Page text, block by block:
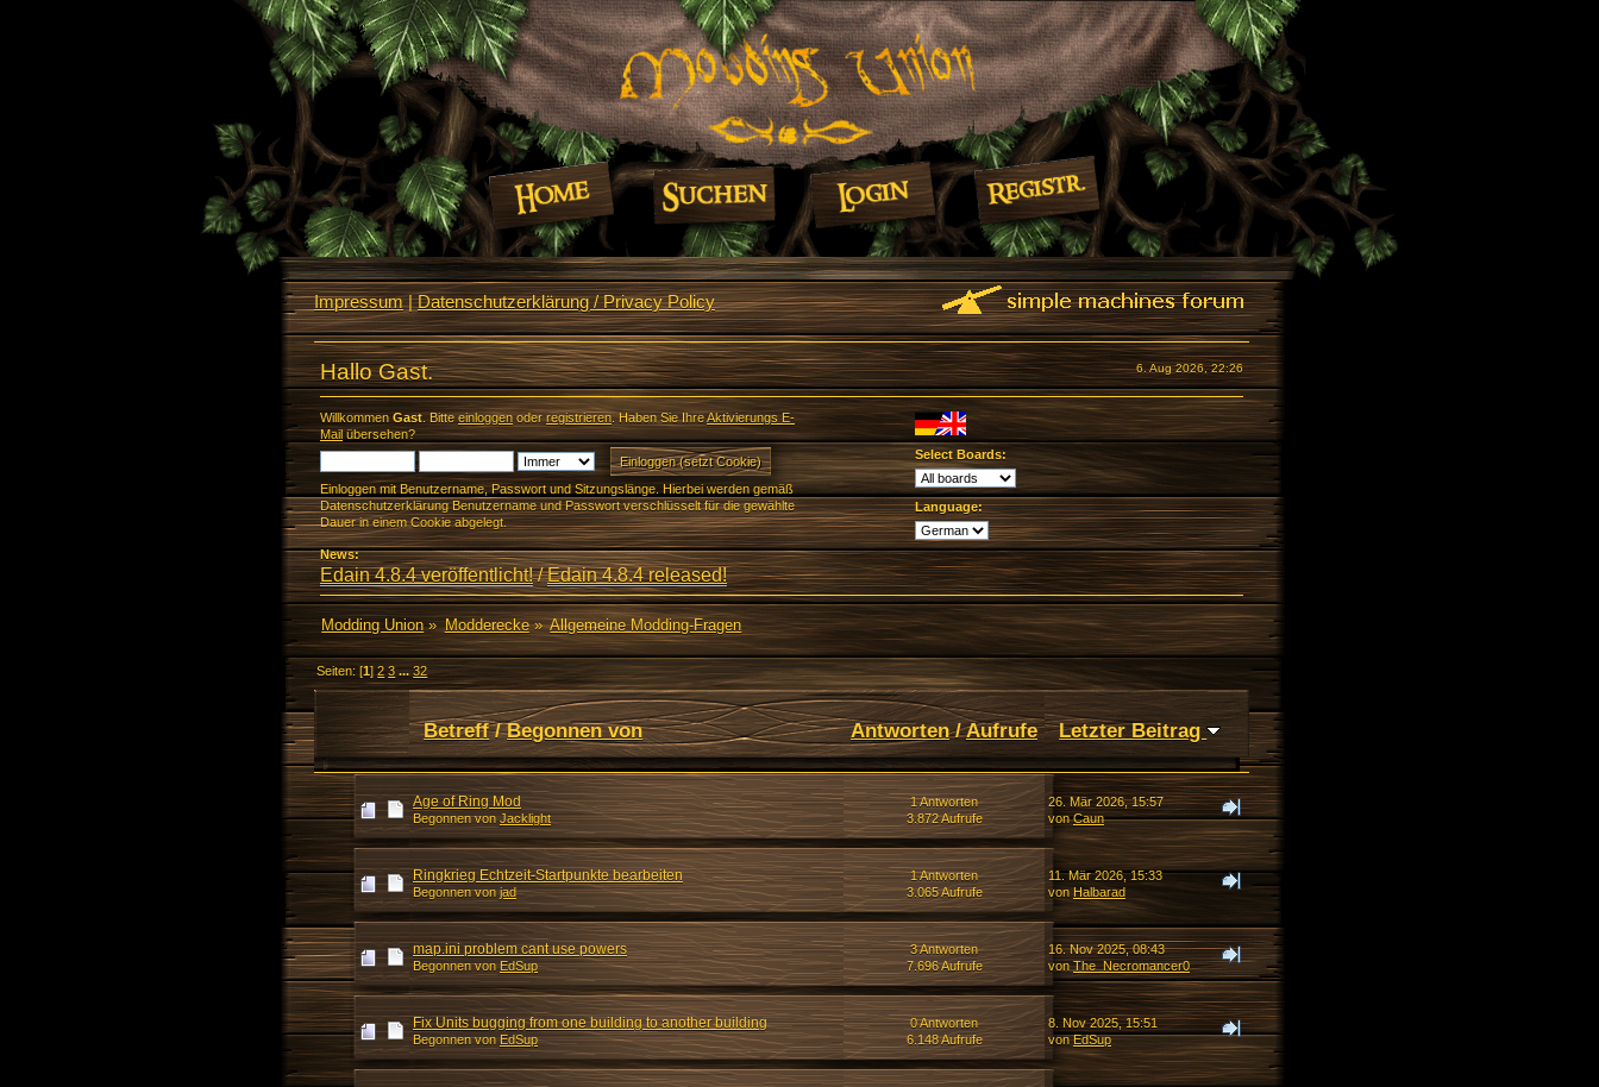
Impressum|Datenschutzerklärung / Privacy Policy
6. Aug 2026, 22:26
Hallo Gast.
Willkommen Gast. Bitte einloggenoderregistrieren. Haben Sie IhreAktivierungs E-
Mailübersehen?
Einloggen mit Benutzername, Passwort und Sitzungslänge. Hierbei werden gemäß
Datenschutzerklärung Benutzername und Passwort verschlüsselt für die gewählte
Dauer in einem Cookie abgelegt.
Select Boards:
Language:
News:
Edain 4.8.4 veröffentlicht!/Edain 4.8.4 released!
Modding Union» Modderecke» Allgemeine Modding-Fragen
Seiten: [1]2 3 ...32
Betreff/Begonnen von Antworten/Aufrufe Letzter Beitrag
Age of Ring Mod
Begonnen von Jacklight
1 Antworten
3.872 Aufrufe
26. Mär 2026, 15:57
vonCaun
Ringkrieg Echtzeit-Startpunkte bearbeiten
Begonnen von jad
1 Antworten
3.065 Aufrufe
11. Mär 2026, 15:33
vonHalbarad
map.ini problem cant use powers
Begonnen von EdSup
3 Antworten
7.696 Aufrufe
16. Nov 2025, 08:43
vonThe_Necromancer0
Fix Units bugging from one building to another building
Begonnen von EdSup
0 Antworten
6.148 Aufrufe
8. Nov 2025, 15:51
vonEdSup